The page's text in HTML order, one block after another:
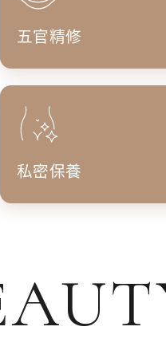
五官精修
私密保養